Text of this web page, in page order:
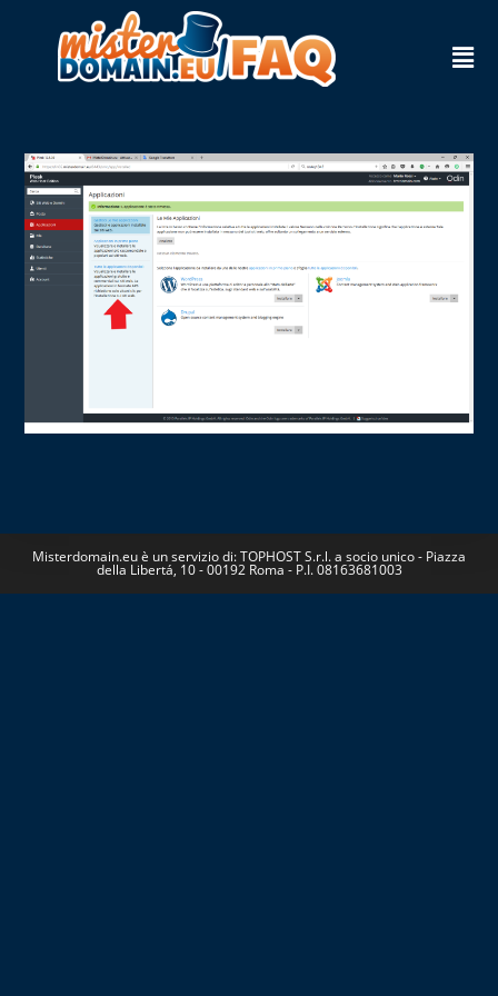
Misterdomain.eu è un servizio di: TOPHOST S.r.l. a socio unico - Piazza
della Libertá, 10 - 00192 Roma - P.I. 08163681003